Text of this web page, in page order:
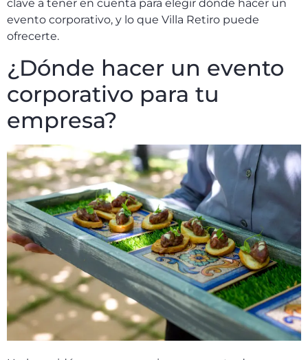
clave a tener en cuenta para elegir dónde hacer un
evento corporativo, y lo que Villa Retiro puede
ofrecerte.
¿Dónde hacer un evento
corporativo para tu
empresa?